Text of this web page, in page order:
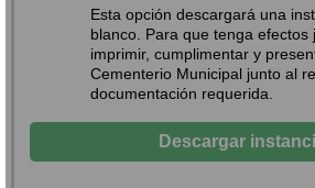
Esta opción descargará una
blanco. Para que tenga efectos
imprimir, cumplimentar y
Cementerio Municipal junto al
documentación requerida.
Descargar